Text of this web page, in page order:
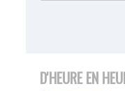
D'HEURE EN